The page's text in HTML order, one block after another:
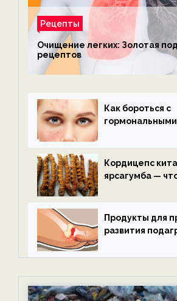
Рецепты
Очищение легких: Золотая
рецептов
Как бороться с
Кордицепс
ярсагумба —
Продукты для
развития